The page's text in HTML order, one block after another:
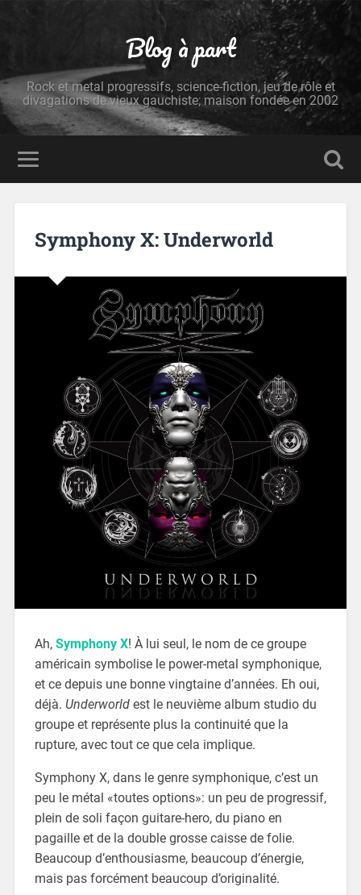
Blog à part
Rock et metal progressifs, science-fiction, jeu de rôle et
divagations de vieux gauchiste; maison fondée en 2002
Symphony X: Underworld
Ah, Symphony X! À lui seul, le nom de ce groupe
américain symbolise le power-metal symphonique,
et ce depuis une bonne vingtaine d’années. Eh oui,
déjà. Underworldest le neuvième album studio du
groupe et représente plus la continuité que la
rupture, avec tout ce que cela implique.
Symphony X, dans le genre symphonique, c’est un
peu le métal «toutes options»: un peu de progressif,
plein de soli façon guitare-hero, du piano en
pagaille et de la double grosse caisse de folie.
Beaucoup d’enthousiasme, beaucoup d’énergie,
mais pas forcément beaucoup d’originalité.